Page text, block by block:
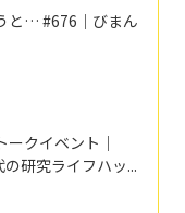
と… #676｜びまん
クイベント｜
の研究ライフハッ...